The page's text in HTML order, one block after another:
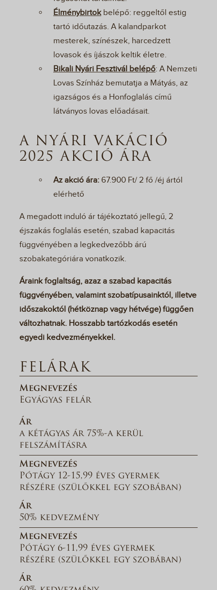
Élménybirtokbelépő: reggeltől estig
tartó időutazás. A kalandparkot
mesterek, színészek, harcedzett
lovasok és íjászok keltik életre.
Bikali Nyári Fesztivál belépő: A Nemzeti
Lovas Színház bemutatja a Mátyás, az
igazságos és a Honfoglalás című
látványos lovas előadásait.
A NYÁRI VAKÁCIÓ
2025 AKCIÓ ÁRA
Az akció ára: 67.900 Ft/ 2 fő /éj ártól
elérhető
A megadott induló ár tájékoztató jellegű, 2
éjszakás foglalás esetén, szabad kapacitás
függvényében a legkedvezőbb árú
szobakategóriára vonatkozik.
Áraink foglaltság, azaz a szabad kapacitás
függvényében, valamint szobatípusainktól, illetve
időszakoktól (hétköznap vagy hétvége) függően
változhatnak. Hosszabb tartózkodás esetén
egyedi kedvezményekkel.
FELÁRAK
Megnevezés
Egyágyas felár
Ár
a kétágyas ár 75%-a kerül
felszámításra
Megnevezés
Pótágy 12-15,99 éves gyermek
részére (szülőkkel egy szobában)
Ár
50% kedvezmény
Megnevezés
Pótágy 6-11,99 éves gyermek
részére (szülőkkel egy szobában)
Ár